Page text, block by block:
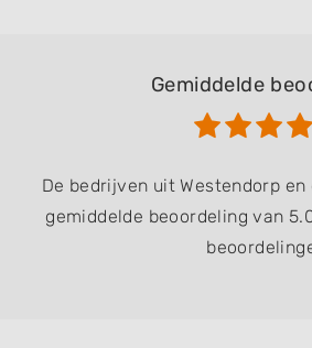
Gemiddelde
De bedrijven uit Westendorp
gemiddelde beoordeling van